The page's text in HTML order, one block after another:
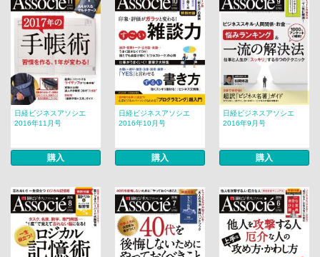
日経ビジネスアソシエ
2016年11月号
購入
日経ビジネスアソシエ
2016年10月号
購入
日経ビジネスアソシエ
2016年9月号
購入